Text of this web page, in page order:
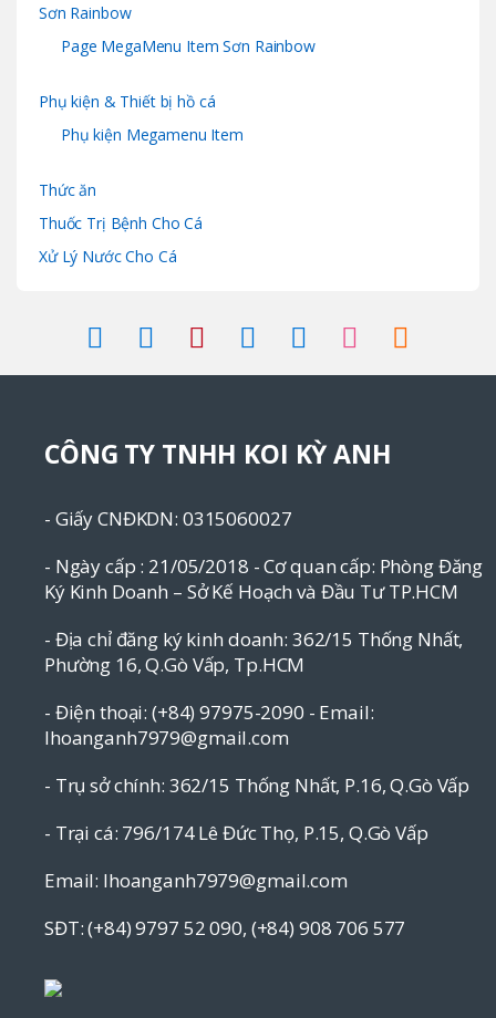
Sơn Rainbow
Page MegaMenu Item Sơn Rainbow
Phụ kiện & Thiết bị hồ cá
Phụ kiện Megamenu Item
Thức ăn
Thuốc Trị Bệnh Cho Cá
Xử Lý Nước Cho Cá
CÔNG TY TNHH KOI KỲ ANH
- Giấy CNĐKDN: 0315060027
- Ngày cấp : 21/05/2018 - Cơ quan cấp: Phòng Đăng
Ký Kinh Doanh – Sở Kế Hoạch và Đầu Tư TP.HCM
- Địa chỉ đăng ký kinh doanh: 362/15 Thống Nhất,
Phường 16, Q.Gò Vấp, Tp.HCM
- Điện thoại: (+84) 97975-2090 - Email:
lhoanganh7979@gmail.com
- Trụ sở chính: 362/15 Thống Nhất, P.16, Q.Gò Vấp
- Trại cá: 796/174 Lê Đức Thọ, P.15, Q.Gò Vấp
Email: lhoanganh7979@gmail.com
SĐT: (+84) 9797 52 090, (+84) 908 706 577